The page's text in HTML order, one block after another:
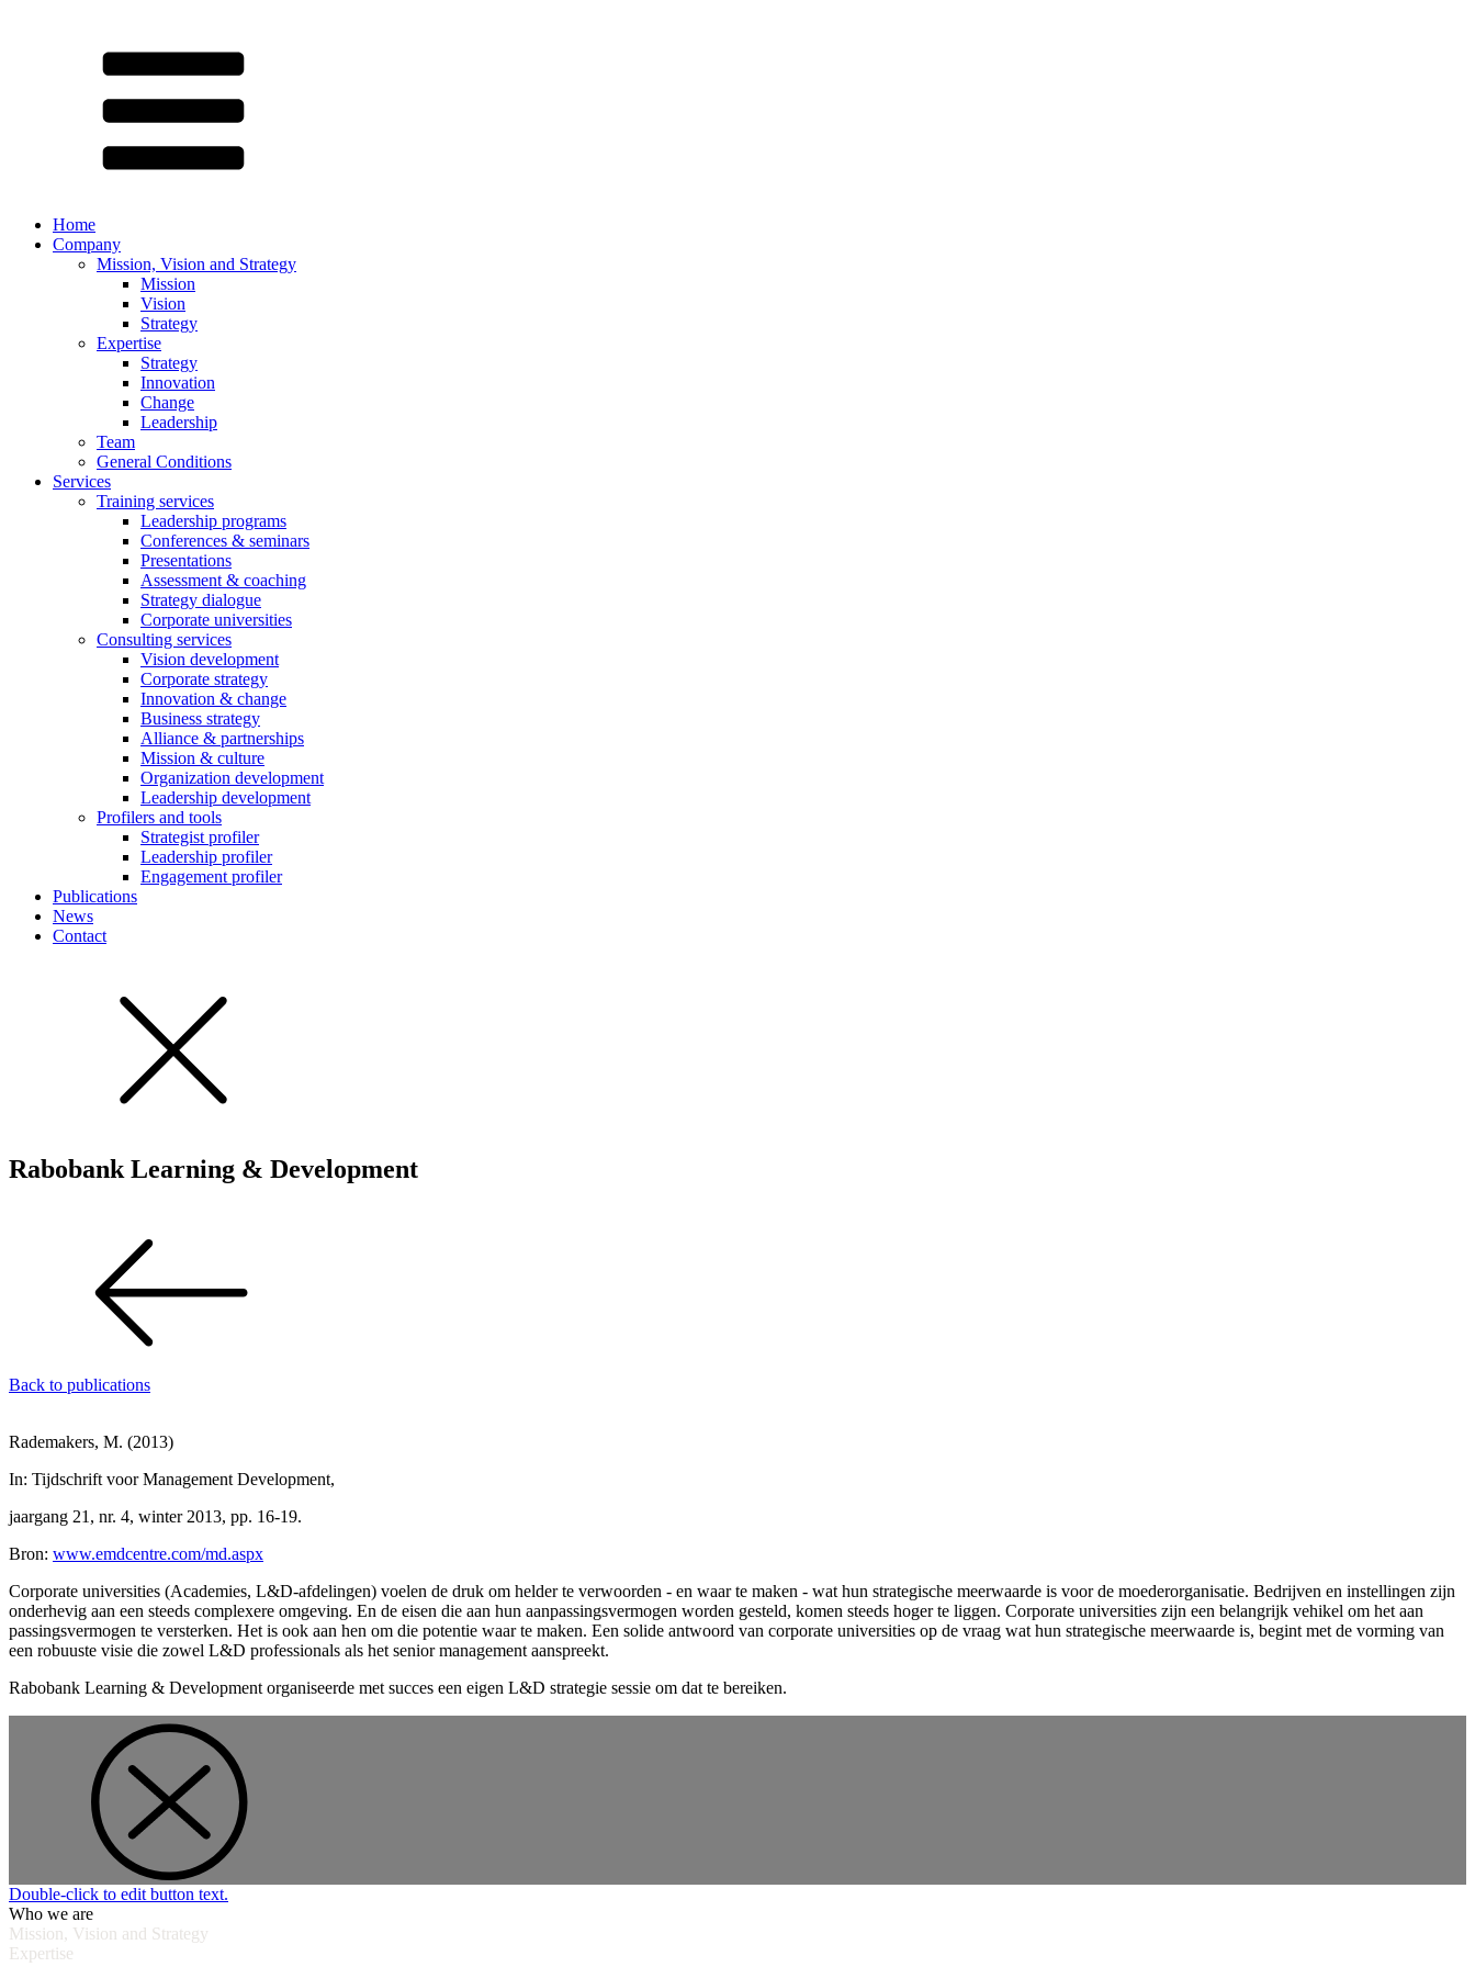
Home
Company
Mission, Vision and Strategy
Mission
Vision
Strategy
Expertise
Strategy
Innovation
Change
Leadership
Team
General Conditions
Services
Training services
Leadership programs
Conferences & seminars
Presentations
Assessment & coaching
Strategy dialogue
Corporate universities
Consulting services
Vision development
Corporate strategy
Innovation & change
Business strategy
Alliance & partnerships
Mission & culture
Organization development
Leadership development
Profilers and tools
Strategist profiler
Leadership profiler
Engagement profiler
Publications
News
Contact
Rabobank Learning & Development
Back to publications
Rademakers, M. (2013)
In: Tijdschrift voor Management Development,
jaargang 21, nr. 4, winter 2013, pp. 16-19.
Bron: www.emdcentre.com/md.aspx
Corporate universities (Academies, L&D-afdelingen) voelen de druk om helder te verwoorden - en waar te maken - wat hun strategische meerwaarde is voor de moederorganisatie. Bedrijven en instellingen zijn
onderhevig aan een steeds complexere omgeving. En de eisen die aan hun aanpassingsvermogen worden gesteld, komen steeds hoger te liggen. Corporate universities zijn een belangrijk vehikel om het aan
passingsvermogen te versterken. Het is ook aan hen om die potentie waar te maken. Een solide antwoord van corporate universities op de vraag wat hun strategische meerwaarde is, begint met de vorming van
een robuuste visie die zowel L&D professionals als het senior management aanspreekt.
Rabobank Learning & Development organiseerde met succes een eigen L&D strategie sessie om dat te bereiken.
Double-click to edit button text.
Who we are
Mission, Vision and Strategy
Expertise